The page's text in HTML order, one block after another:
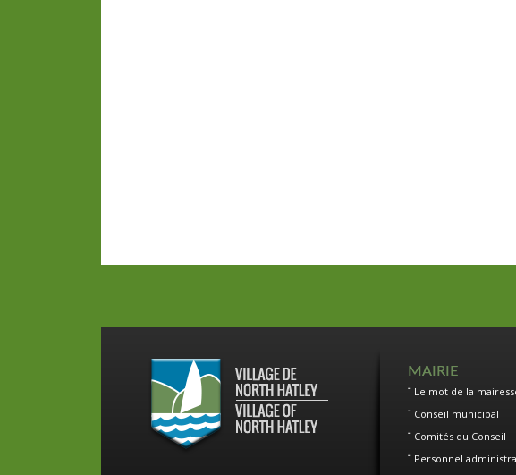
MAIRIE
Le mot de la
Conseil municipal
Comités du Conseil
Personnel